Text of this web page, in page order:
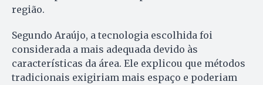
região.
Segundo Araújo, a tecnologia escolhida foi
considerada a mais adequada devido às
características da área. Ele explicou que métodos
tradicionais exigiriam mais espaço e poderiam